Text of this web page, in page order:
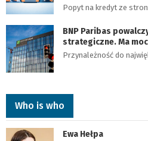
Popyt na kredyt ze
BNP Paribas
strategiczne. Ma
Przynależność do
Who is who
Ewa Hełpa